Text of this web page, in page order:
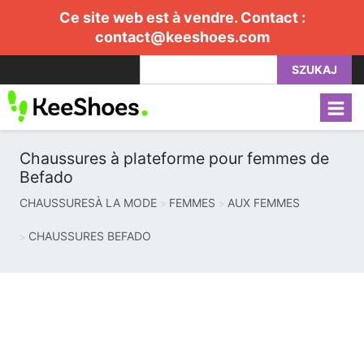
Ce site web est à vendre. Contact :
contact@keeshoes.com
SZUKAJ
Chaussures à plateforme pour femmes de
Befado
CHAUSSURESÀ LA MODE FEMMES AUX FEMMES
CHAUSSURES BEFADO